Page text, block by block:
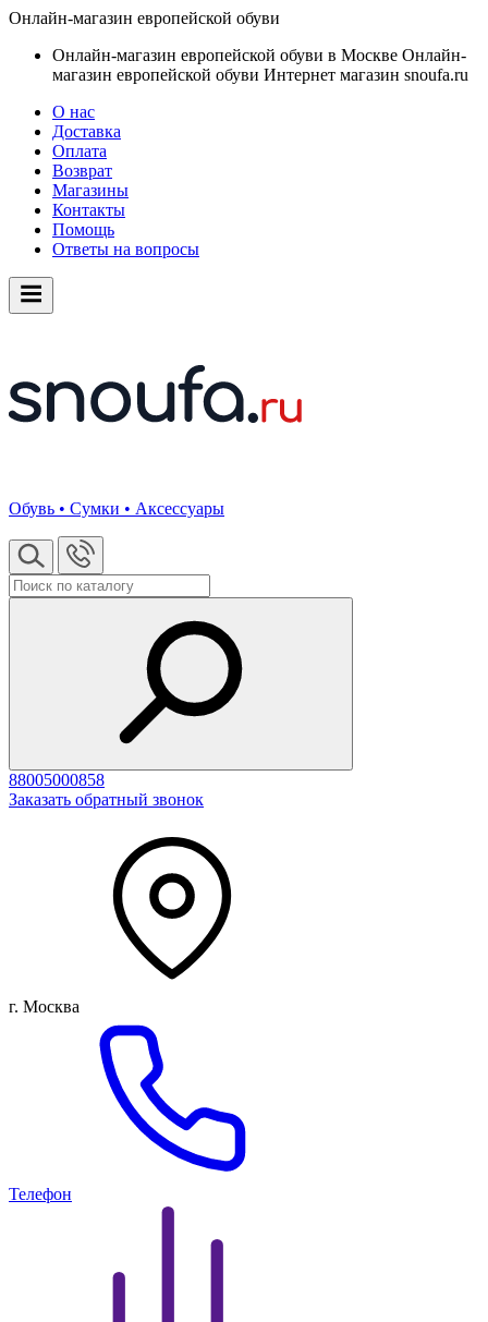
Онлайн-магазин европейской обуви
Онлайн-магазин европейской обуви в Москве Онлайн-
магазин европейской обуви Интернет магазин snoufa.ru
О нас
Доставка
Оплата
Возврат
Магазины
Контакты
Помощь
Ответы на вопросы
Обувь • Сумки • Аксессуары
88005000858
Заказать обратный звонок
г. Москва
Телефон